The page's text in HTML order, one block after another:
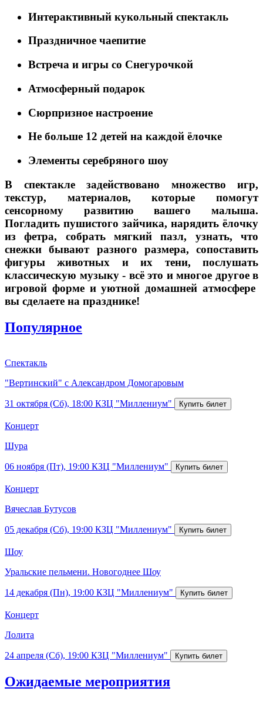
Интерактивный кукольный спектакль
Праздничное чаепитие
Встреча и игры со Снегурочкой
Атмосферный подарок
Сюрпризное настроение
Не больше 12 детей на каждой ёлочке
Элементы серебряного шоу
В спектакле задействовано множество игр,
текстур, материалов, которые помогут
сенсорному развитию вашего малыша.
Погладить пушистого зайчика, нарядить ёлочку
из фетра, собрать мягкий пазл, узнать, что
снежки бывают разного размера, сопоставить
фигуры животных и их тени, послушать
классическую музыку - всё это и многое другое в
игровой форме и уютной домашней атмосфере
вы сделаете на празднике!
Популярное
Спектакль
"Вертинский" с Александром Домогаровым
31 октября (Сб), 18:00 КЗЦ "Миллениум"
Концерт
Шура
06 ноября (Пт), 19:00 КЗЦ "Миллениум"
Концерт
Вячеслав Бутусов
05 декабря (Сб), 19:00 КЗЦ "Миллениум"
Шоу
Уральские пельмени. Новогоднее Шоу
14 декабря (Пн), 19:00 КЗЦ "Миллениум"
Концерт
Лолита
24 апреля (Сб), 19:00 КЗЦ "Миллениум"
Ожидаемые мероприятия